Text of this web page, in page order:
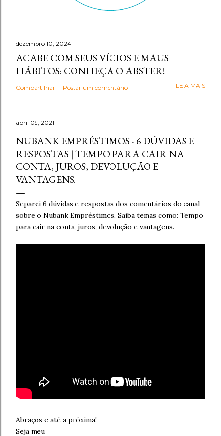
dezembro 10, 2024
ACABE COM SEUS VÍCIOS E MAUS
HÁBITOS: CONHEÇA O ABSTER!
Compartilhar Postar um comentário LEIA MAIS
abril 09, 2021
NUBANK EMPRÉSTIMOS - 6 DÚVIDAS E
RESPOSTAS | TEMPO PARA CAIR NA
CONTA, JUROS, DEVOLUÇÃO E
VANTAGENS.
Separei 6 dúvidas e respostas dos comentários do canal
sobre o Nubank Empréstimos. Saiba temas como: Tempo
para cair na conta, juros, devolução e vantagens.
Abraços e até a próxima!
Seja meu